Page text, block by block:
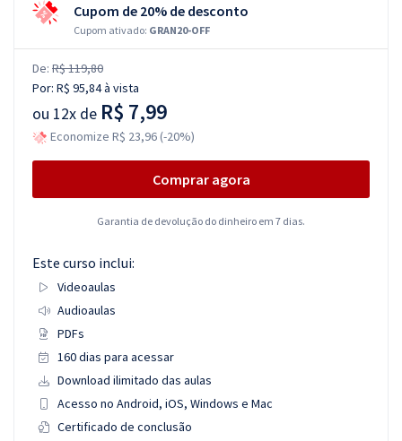
Cupom de 20% de desconto
Cupom ativado: GRAN20-OFF
De: R$ 119,80
Por: R$ 95,84à vista
ou 12x de R$ 7,99
Economize R$ 23,96 (-20%)
Comprar agora
Garantia de devolução do dinheiro em 7 dias.
Este curso inclui:
Videoaulas
Audioaulas
PDFs
160 dias para acessar
Download ilimitado das aulas
Acesso no Android, iOS, Windows e Mac
Certificado de conclusão